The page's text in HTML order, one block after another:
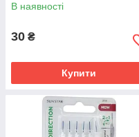
Якість
В наявності
30 ₴
Купити